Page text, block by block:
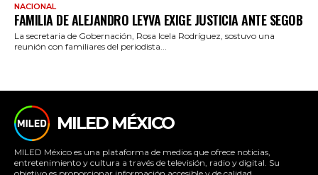
NACIONAL
FAMILIA DE ALEJANDRO LEYVA EXIGE JUSTICIA ANTE SEGOB
La secretaria de Gobernación, Rosa Icela Rodríguez, sostuvo una
reunión con familiares del periodista...
MILED MÉXICO
MILED México es una plataforma de medios que ofrece noticias,
entretenimiento y cultura a través de televisión, radio y digital. Su